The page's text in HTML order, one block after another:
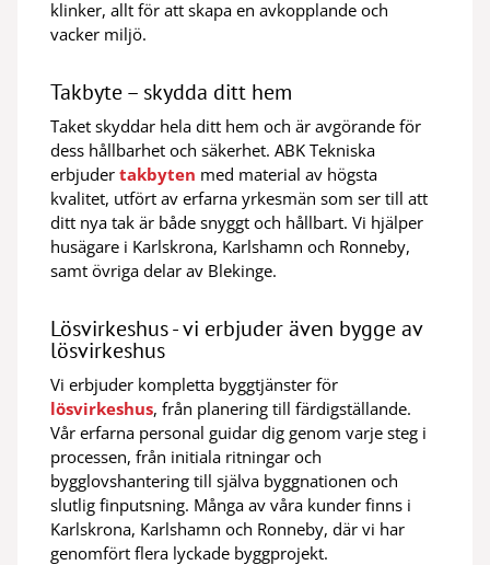
klinker, allt för att skapa en avkopplande och
vacker miljö.
Takbyte – skydda ditt hem
Taket skyddar hela ditt hem och är avgörande för
dess hållbarhet och säkerhet. ABK Tekniska
erbjuder takbyten med material av högsta
kvalitet, utfört av erfarna yrkesmän som ser till att
ditt nya tak är både snyggt och hållbart. Vi hjälper
husägare i Karlskrona, Karlshamn och Ronneby,
samt övriga delar av Blekinge.
Lösvirkeshus - vi erbjuder även bygge av
lösvirkeshus
Vi erbjuder kompletta byggtjänster för
lösvirkeshus, från planering till färdigställande.
Vår erfarna personal guidar dig genom varje steg i
processen, från initiala ritningar och
bygglovshantering till själva byggnationen och
slutlig finputsning. Många av våra kunder finns i
Karlskrona, Karlshamn och Ronneby, där vi har
genomfört flera lyckade byggprojekt.